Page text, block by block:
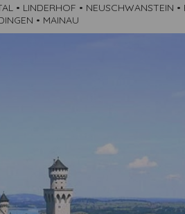
• LINDERHOF •
• MAINAU